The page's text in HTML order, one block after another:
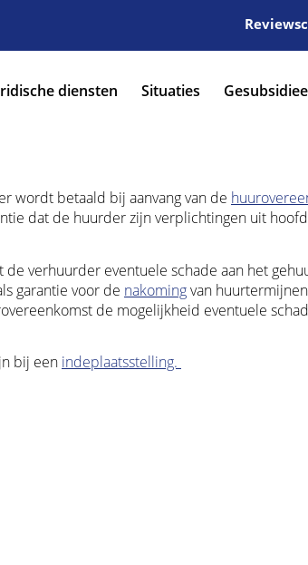
diensten Situaties
wordt betaald bij aanvang van de
dat de huurder zijn verplichtingen uit
verhuurder eventuele schade aan het
garantie voor de nakomingvan
de mogelijkheid eventuele
bij een indeplaatsstelling.